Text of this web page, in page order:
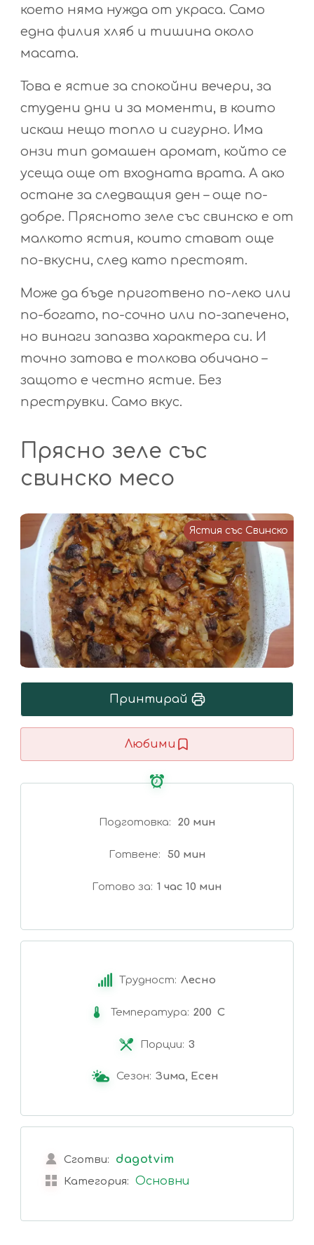
което няма нужда от украса. Само
една филия хляб и тишина около
масата.
Това е ястие за спокойни вечери, за
студени дни и за моменти, в които
искаш нещо топло и сигурно. Има
онзи тип домашен аромат, който се
усеща още от входната врата. А ако
остане за следващия ден – още по-
добре. Прясното зеле със свинско е от
малкото ястия, които стават още
по-вкусни, след като престоят.
Може да бъде приготвено по-леко или
по-богато, по-сочно или по-запечено,
но винаги запазва характера си. И
точно затова е толкова обичано –
защото е честно ястие. Без
преструвки. Само вкус.
Прясно зеле със
свинско месо
Ястия със Свинско
Принтирай
Любими
Подготовка 20 мин
Готвене 50 мин
Готово за 1 час 10 мин
Трудност: Лесно
Температура: 200 C
Порции: 3
Сезон: Зима, Есен
Сготви: dagotvim
Категория: Основни